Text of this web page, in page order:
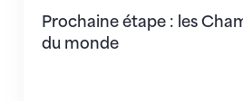
Prochaine étape : les
du monde